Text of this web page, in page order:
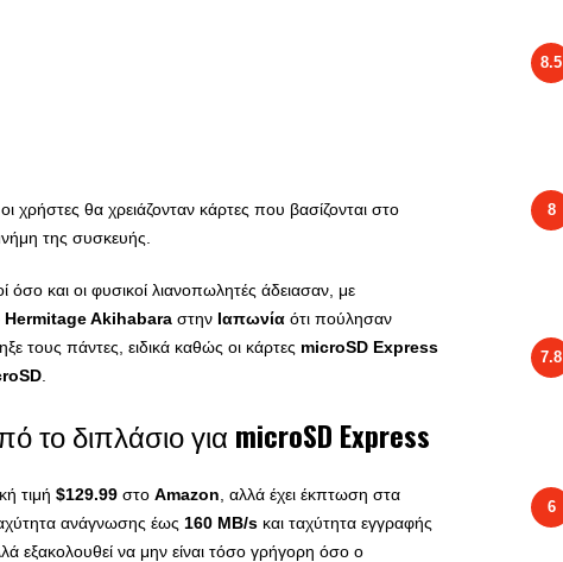
οι χρήστες θα χρειάζονταν κάρτες που βασίζονται στο
της συσκευής.
όσο και οι φυσικοί λιανοπωλητές άδειασαν, με
Hermitage Akihabara στην Ιαπωνία ότι πούλησαν
τους πάντες, ειδικά καθώς οι κάρτες microSD Express
το διπλάσιο για microSD Express
τιμή $129.99 στο Amazon , αλλά έχει έκπτωση στα
ανάγνωσης έως 160 MB/s και ταχύτητα εγγραφής
εξακολουθεί να μην είναι τόσο γρήγορη όσο ο
8.5
8
7.8
6